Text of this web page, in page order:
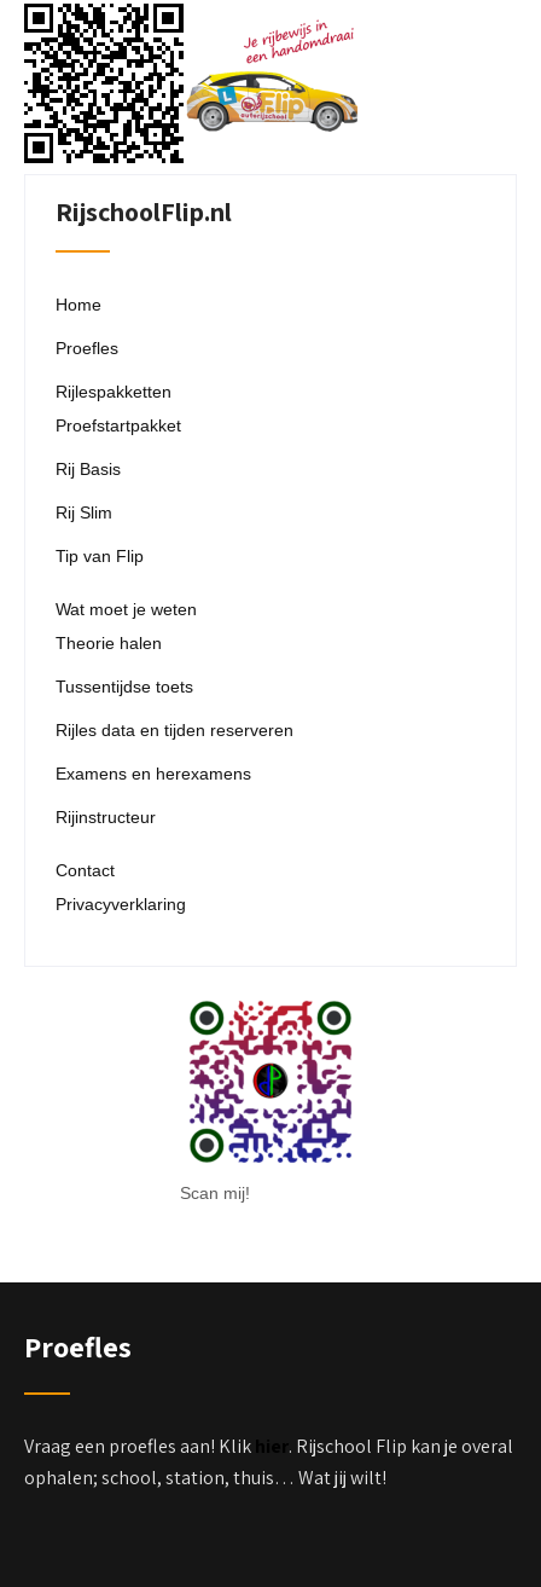
RijschoolFlip.nl
Home
Proefles
Rijlespakketten
Proefstartpakket
Rij Basis
Rij Slim
Tip van Flip
Wat moet je weten
Theorie halen
Tussentijdse toets
Rijles data en tijden reserveren
Examens en herexamens
Rijinstructeur
Contact
Privacyverklaring
Scan mij!
Proefles
Vraag een proefles aan! Klik
. Rijschool Flip kan je overal
ophalen; school, station, thuis… Wat jij wilt!